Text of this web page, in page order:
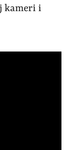
kameri i